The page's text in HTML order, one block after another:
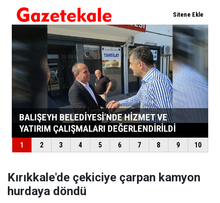
Kırıkkale'de çekiciye çarpan kamyon
hurdaya döndü